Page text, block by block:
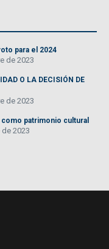
para el 2024
de 2023
O LA DECISIÓN DE
de 2023
patrimonio cultural
2023